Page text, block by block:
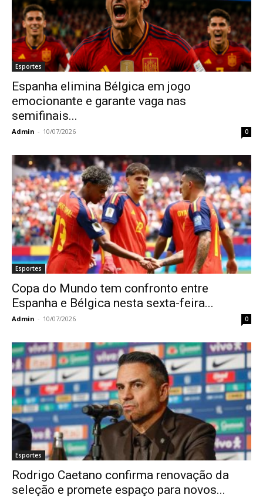
Esportes
Espanha elimina Bélgica em jogo
emocionante e garante vaga nas
semifinais...
Admin - 10/07/2026 0
Esportes
Copa do Mundo tem confronto entre
Espanha e Bélgica nesta sexta-feira...
Admin - 10/07/2026 0
Esportes
Rodrigo Caetano confirma renovação da
seleção e promete espaço para novos...